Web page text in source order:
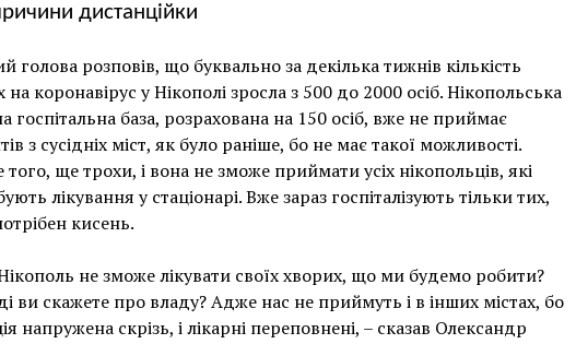
дистанційки
голова розповів, що буквально за декілька тижнів кількість
на коронавірус у Нікополі зросла з 500 до 2000 осіб. Нікопольська
госпітальна база, розрахована на 150 осіб, вже не приймає
з сусідніх міст, як було раніше, бо не має такої можливості.
того, ще трохи, і вона не зможе приймати усіх нікопольців, які
лікування у стаціонарі. Вже зараз госпіталізують тільки тих,
кисень.
не зможе лікувати своїх хворих, що ми будемо робити?
ви скажете про владу? Адже нас не приймуть і в інших містах, бо
напружена скрізь, і лікарні переповнені, – сказав Олександр